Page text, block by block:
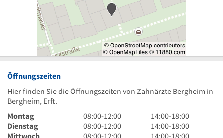
Öffnungszeiten
Hier finden Sie die Öffnungszeiten von Zahnärzte Bergheim in
Bergheim, Erft.
Montag
8
Uhr
bis
08:00-12:00
14
Uhr
bis
14:00-18:00
Dienstag
8
Uhr
08:00-12:00
14
Uhr
14:00-18:00
Mittwoch
8
08:00-12:00 14
14:00-18:00